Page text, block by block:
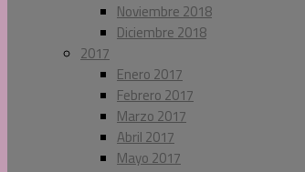
Noviembre 2018
Diciembre 2018
2017
Enero 2017
Febrero 2017
Marzo 2017
Abril 2017
Mayo 2017